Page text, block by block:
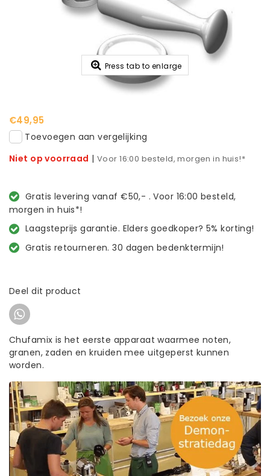
Press tab to enlarge
€49,95
Toevoegen aan vergelijking
Niet op voorraad | Voor 16:00 besteld, morgen in huis!*
Gratis levering vanaf €50,- . Voor 16:00 besteld,
morgen in huis*!
Laagsteprijs garantie. Elders goedkoper? 5% korting!
Gratis retourneren. 30 dagen bedenktermijn!
Deel dit product
Chufamix is het eerste apparaat waarmee noten,
granen, zaden en kruiden mee uitgeperst kunnen
worden.